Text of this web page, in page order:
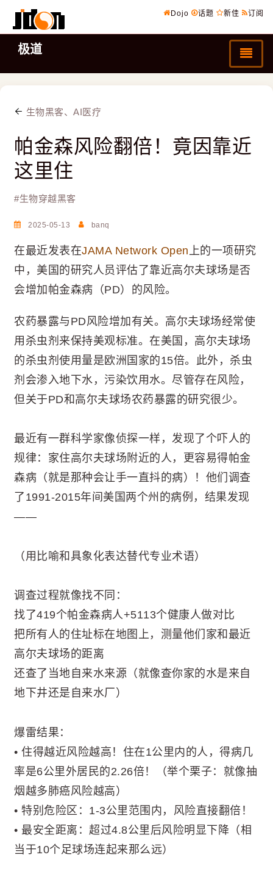
Dojo 话题 新佳 订阅
极道
生物黑客、AI医疗
帕金森风险翻倍！竟因靠近
这里住
#生物穿越黑客
2025-05-13 banq
在最近发表在JAMA Network Open上的一项研究
中，美国的研究人员评估了靠近高尔夫球场是否
会增加帕金森病（PD）的风险。
农药暴露与PD风险增加有关。高尔夫球场经常使
用杀虫剂来保持美观标准。在美国，高尔夫球场
的杀虫剂使用量是欧洲国家的15倍。此外，杀虫
剂会渗入地下水，污染饮用水。尽管存在风险，
但关于PD和高尔夫球场农药暴露的研究很少。
最近有一群科学家像侦探一样，发现了个吓人的
规律：家住高尔夫球场附近的人，更容易得帕金
森病（就是那种会让手一直抖的病）！他们调查
了1991-2015年间美国两个州的病例，结果发现
——
（用比喻和具象化表达替代专业术语）
调查过程就像找不同：
找了419个帕金森病人+5113个健康人做对比
把所有人的住址标在地图上，测量他们家和最近
高尔夫球场的距离
还查了当地自来水来源（就像查你家的水是来自
地下井还是自来水厂）
爆雷结果：
• 住得越近风险越高！住在1公里内的人，得病几
率是6公里外居民的2.26倍！（举个栗子：就像抽
烟越多肺癌风险越高）
• 特别危险区：1-3公里范围内，风险直接翻倍！
• 最安全距离：超过4.8公里后风险明显下降（相
当于10个足球场连起来那么远）